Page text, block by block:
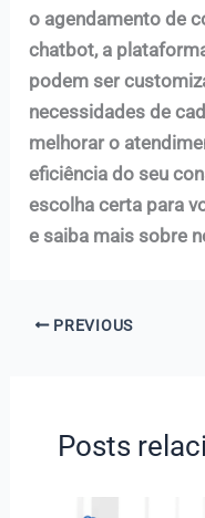
o agendamento de
chatbot, a
podem ser
necessidades de
melhorar o
eficiência do seu
escolha certa para
e saiba mais sobre
PREVIOUS
Posts